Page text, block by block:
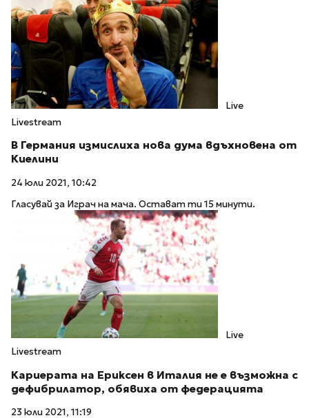
Live
Livestream
В Германия измислиха нова дума вдъхновена от
Киелини
24 юли 2021, 10:42
Гласувай за Играч на мача. Остават ти 15 минути.
Live
Livestream
Кариерата на Ериксен в Италия не е възможна с
дефибрилатор, обявиха от федерацията
23 юли 2021, 11:19